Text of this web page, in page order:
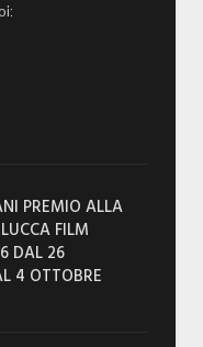
PREMIO ALLA
FILM
DAL 26
4 OTTOBRE